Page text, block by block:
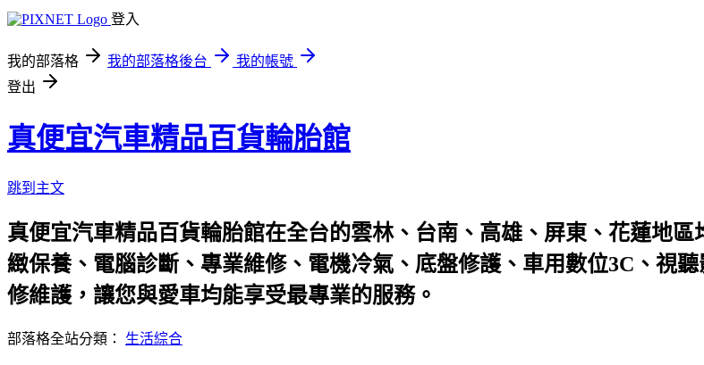
登入
我的部落格 我的部落格後台
我的帳號
登出
真便宜汽車精品百貨輪胎館
跳到主文
真便宜汽車精品百貨輪胎館在全台的雲林、台南、高雄、屏東、花蓮地
緻保養、電腦診斷、專業維修、電機冷氣、底盤修護、車用數位3C、視
修維護，讓您與愛車均能享受最專業的服務。
部落格全站分類： 生活綜合